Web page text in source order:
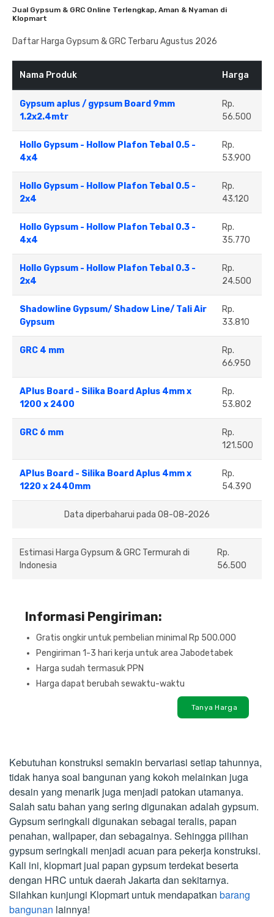
Jual Gypsum & GRC Online Terlengkap, Aman & Nyaman di
Klopmart
Daftar Harga Gypsum & GRC Terbaru Agustus 2026
Nama Produk Harga
Gypsum aplus / gypsum Board 9mm
1.2x2.4mtr
Rp.
56.500
Hollo Gypsum - Hollow Plafon Tebal 0.5 -
4x4
Rp.
53.900
Hollo Gypsum - Hollow Plafon Tebal 0.5 -
2x4
Rp.
43.120
Hollo Gypsum - Hollow Plafon Tebal 0.3 -
4x4
Rp.
35.770
Hollo Gypsum - Hollow Plafon Tebal 0.3 -
2x4
Rp.
24.500
Shadowline Gypsum/ Shadow Line/ Tali Air
Gypsum
Rp.
33.810
GRC 4 mm
Rp.
66.950
APlus Board - Silika Board Aplus 4mm x
1200 x 2400
Rp.
53.802
GRC 6 mm
Rp.
121.500
APlus Board - Silika Board Aplus 4mm x
1220 x 2440mm
Rp.
54.390
Data diperbaharui pada 08-08-2026
Estimasi Harga Gypsum & GRC Termurah di
Indonesia
Rp.
56.500
Informasi Pengiriman:
Gratis ongkir untuk pembelian minimal Rp 500.000
Pengiriman 1-3 hari kerja untuk area Jabodetabek
Harga sudah termasuk PPN
Harga dapat berubah sewaktu-waktu
Tanya Harga
Kebutuhan konstruksi semakin bervariasi setiap tahunnya,
tidak hanya soal bangunan yang kokoh melainkan juga
desain yang menarik juga menjadi patokan utamanya.
Salah satu bahan yang sering digunakan adalah gypsum.
Gypsum seringkali digunakan sebagai teralis, papan
penahan, wallpaper, dan sebagainya. Sehingga pilihan
gypsum seringkali menjadi acuan para pekerja konstruksi.
Kali ini, klopmart jual papan gypsum terdekat beserta
dengan HRC untuk daerah Jakarta dan sekitarnya.
Silahkan kunjungi Klopmart untuk mendapatkan barang
bangunan lainnya!